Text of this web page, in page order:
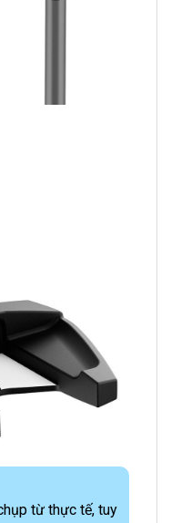
từ thực tế, tuy